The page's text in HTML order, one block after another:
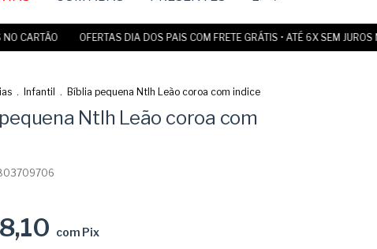
OFERTAS DIA DOS PAIS COM FRETE GRÁTIS • ATÉ 6X SEM JUROS NO
. Infantil . Bíblia pequena Ntlh Leão coroa com indice
Ntlh Leão coroa com
com Pix